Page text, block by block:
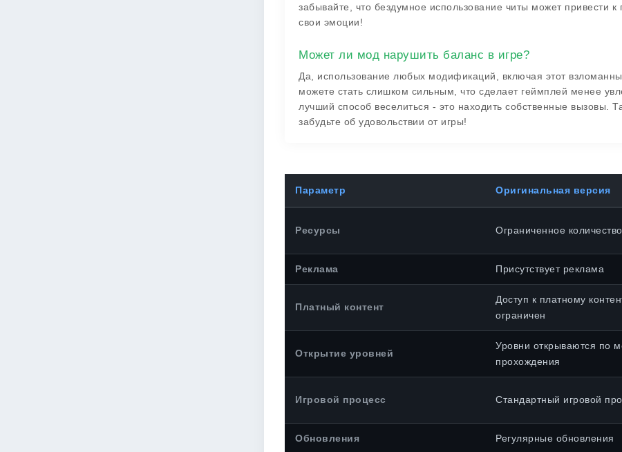
забывайте, что бездумное использование читы может привести к
свои эмоции!
Может ли мод нарушить баланс в игре?
Да, использование любых модификаций, включая этот
можете стать слишком сильным, что сделает геймплей менее
лучший способ веселиться - это находить собственные вызовы.
забудьте об удовольствии от игры!
Параметр Оригинальная версия
Ресурсы Ограниченное
Реклама Присутствует реклама
Платный контент
Доступ к платному
ограничен
Открытие уровней
Уровни открываются по
прохождения
Игровой процесс Стандартный игровой
Обновления Регулярные обновления